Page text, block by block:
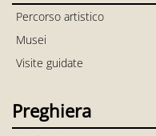
Percorso artistico
Musei
Visite guidate
Preghiera